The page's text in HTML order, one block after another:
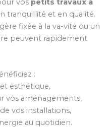
vos petits travaux à
tranquillité et en qualité.
fixée à la va-vite ou un
peuvent rapidement
:
esthétique,
vos aménagements,
vos installations,
au quotidien.